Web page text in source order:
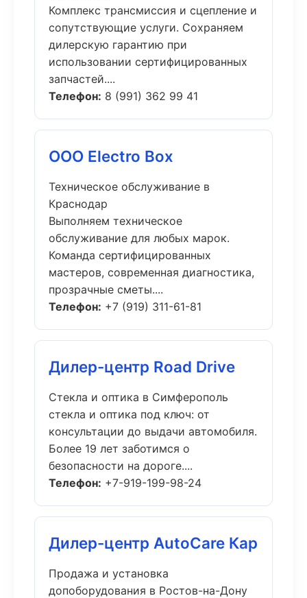
Комплекс трансмиссия и сцепление и
сопутствующие услуги. Сохраняем
дилерскую гарантию при
использовании сертифицированных
запчастей....
Телефон: 8 (991) 362 99 41
ООО Electro Box
Техническое обслуживание в
Краснодар
Выполняем техническое
обслуживание для любых марок.
Команда сертифицированных
мастеров, современная диагностика,
прозрачные сметы....
Телефон: +7 (919) 311-61-81
Дилер-центр Road Drive
Стекла и оптика в Симферополь
стекла и оптика под ключ: от
консультации до выдачи автомобиля.
Более 19 лет заботимся о
безопасности на дороге....
Телефон: +7-919-199-98-24
Дилер-центр AutoCare Кар
Продажа и установка
допоборудования в Ростов-на-Дону